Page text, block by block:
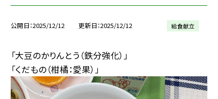
公開日 2025/12/12 更新日 2025/12/12 給食献立
「大豆のかりんとう（鉄分強化）」
「くだもの（柑橘：愛果）」